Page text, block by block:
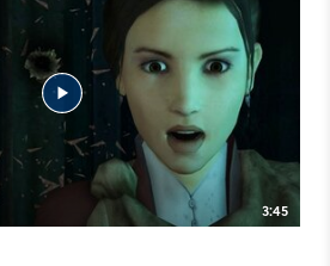
3:45